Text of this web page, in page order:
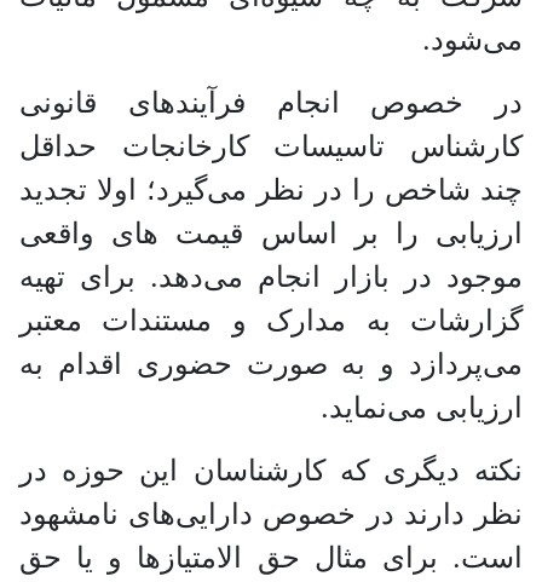
می‌شود.
در خصوص انجام فرآیند‌های قانونی
کارشناس تاسیسات کارخانجات حداقل
چند شاخص را در نظر می‌گیرد؛ اولا تجدید
ارزیابی را بر اساس قیمت های واقعی
موجود در بازار انجام می‌دهد. برای تهیه
گزارشات به مدارک و مستندات معتبر
می‌پردازد و به صورت حضوری اقدام به
ارزیابی می‌نماید.
نکته دیگری که کارشناسان این حوزه در
نظر دارند در خصوص دارایی‌های نامشهود
است. برای مثال حق الامتیاز‌ها و یا حق